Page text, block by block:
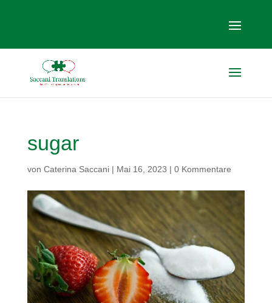
sugar
von Caterina Saccani| Mai 16, 2023 | 0 Kommentare